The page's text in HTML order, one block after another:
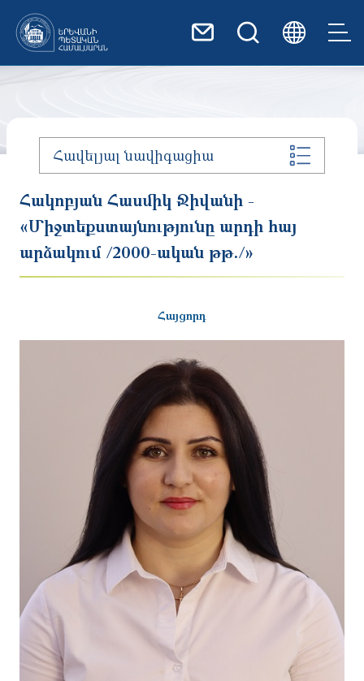
Հավելյալ նավիգացիա
Հակոբյան Հասմիկ Ջիվանի -
«Միջտեքստայնությունը արդի հայ
արձակում /2000-ական թթ./»
Հայցորդ